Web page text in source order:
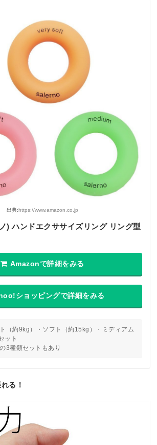
出典: https://www.amazon.co.jp
) ハンドエクササイズリング リング型
Amazonで詳細をみる
ショッピングで詳細をみる
（約9kg）・ソフト（約15kg）・ミディアム
ット
3種類セットもあり
る！